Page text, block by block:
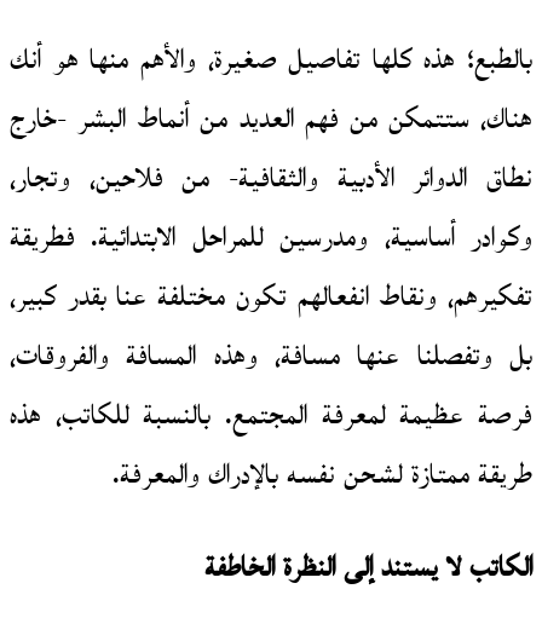
بالطبع؛ هذه كلها تفاصيل صغيرة، والأهم منها هو أنك
هناك، ستتمكن من فهم العديد من أنماط البشر -خارج
نطاق الدوائر الأدبية والثقافية- من فلاحين، وتجار،
وكوادر أساسية، ومدرسين للمراحل الابتدائية. فطريقة
تفكيرهم، ونقاط انفعالهم تكون مختلفة عنا بقدر كبير،
بل وتفصلنا عنها مسافة، وهذه المسافة والفروقات،
فرصة عظيمة لمعرفة المجتمع. بالنسبة للكاتب، هذه
طريقة ممتازة لشحن نفسه بالإدراك والمعرفة.
الكاتب لا يستند إلىالنظرة الخاطفة